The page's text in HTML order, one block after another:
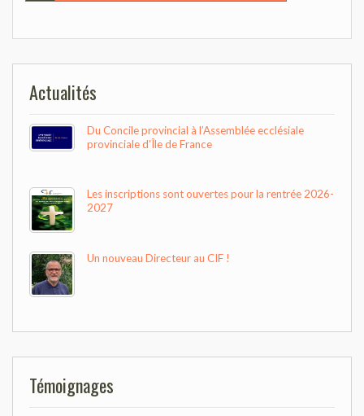
l’article
Actualités
Du Concile provincial à l’Assemblée ecclésiale
provinciale d’Île de France
Les inscriptions sont ouvertes pour la rentrée 2026-
2027
Un nouveau Directeur au CIF !
Témoignages